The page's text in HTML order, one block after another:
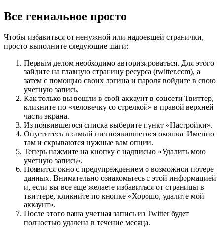
Все гениальное просто
Чтобы избавиться от ненужной или надоевшей странички,
просто выполните следующие шаги:
Первым делом необходимо авторизироваться. Для этого
зайдите на главную страницу ресурса (twitter.com), а
затем с помощью своих логина и пароля войдите в свою
учетную запись.
Как только вы вошли в свой аккаунт в соцсети Твиттер,
кликните по «человечку со стрелкой» в правой верхней
части экрана.
Из появившегося списка выберите пункт «Настройки».
Опуститесь в самый низ появившегося окошка. Именно
там и скрываются нужные вам опции.
Теперь нажмите на кнопку с надписью «Удалить мою
учетную запись».
Появится окно с предупреждением о возможной потере
данных. Внимательно ознакомьтесь с этой информацией
и, если вы все еще желаете избавиться от страницы в
твиттере, кликните по кнопке «Хорошо, удалите мой
аккаунт».
После этого ваша учетная запись из Twitter будет
полностью удалена в течение месяца.